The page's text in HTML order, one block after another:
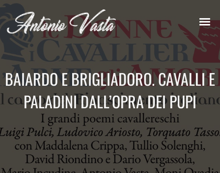
BAIARDO E BRIGLIADORO. CAVALLI E
PALADINI DALL’OPRA DEI PUPI